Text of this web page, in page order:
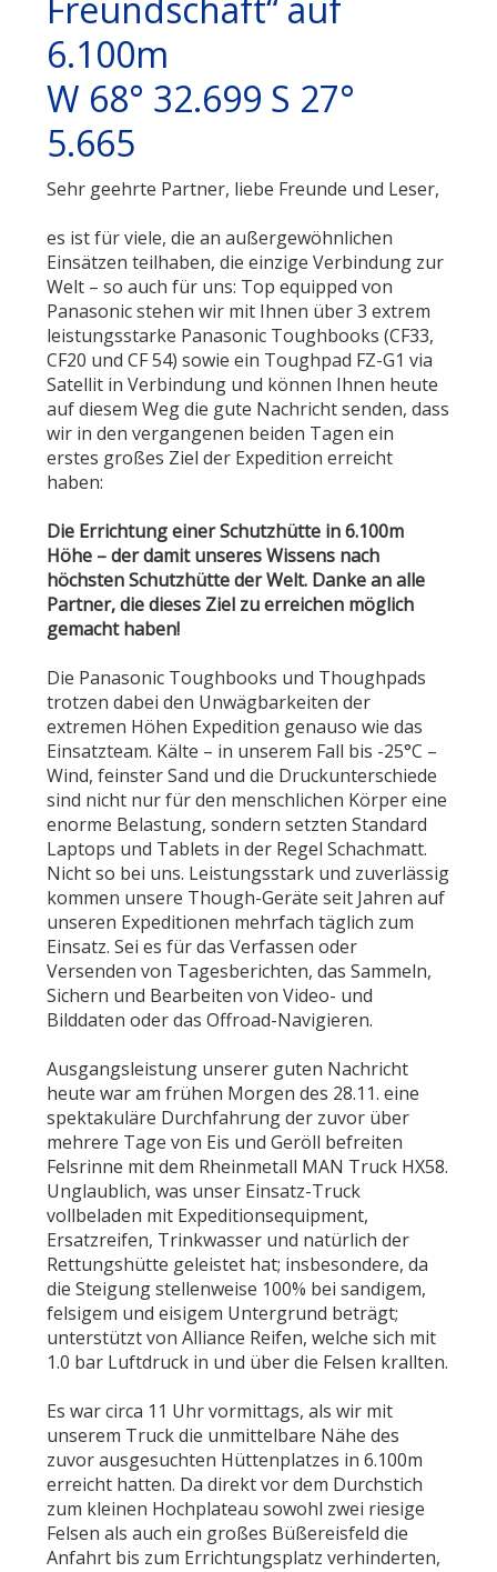
6.100m
W 68° 32.699 S 27°
5.665
Sehr geehrte Partner, liebe Freunde und Leser,
es ist für viele, die an außergewöhnlichen
Einsätzen teilhaben, die einzige Verbindung zur
Welt – so auch für uns: Top equipped von
Panasonic stehen wir mit Ihnen über 3 extrem
leistungsstarke Panasonic Toughbooks (CF33,
CF20 und CF 54) sowie ein Toughpad FZ-G1 via
Satellit in Verbindung und können Ihnen heute
auf diesem Weg die gute Nachricht senden, dass
wir in den vergangenen beiden Tagen ein
erstes großes Ziel der Expedition erreicht
haben:
Die Errichtung einer Schutzhütte in 6.100m
Höhe – der damit unseres Wissens nach
höchsten Schutzhütte der Welt. Danke an alle
Partner, die dieses Ziel zu erreichen möglich
gemacht haben!
Die Panasonic Toughbooks und Thoughpads
trotzen dabei den Unwägbarkeiten der
extremen Höhen Expedition genauso wie das
Einsatzteam. Kälte – in unserem Fall bis -25°C –
Wind, feinster Sand und die Druckunterschiede
sind nicht nur für den menschlichen Körper eine
enorme Belastung, sondern setzten Standard
Laptops und Tablets in der Regel Schachmatt.
Nicht so bei uns. Leistungsstark und zuverlässig
kommen unsere Though-Geräte seit Jahren auf
unseren Expeditionen mehrfach täglich zum
Einsatz. Sei es für das Verfassen oder
Versenden von Tagesberichten, das Sammeln,
Sichern und Bearbeiten von Video- und
Bilddaten oder das Offroad-Navigieren.
Ausgangsleistung unserer guten Nachricht
heute war am frühen Morgen des 28.11. eine
spektakuläre Durchfahrung der zuvor über
mehrere Tage von Eis und Geröll befreiten
Felsrinne mit dem Rheinmetall MAN Truck HX58.
Unglaublich, was unser Einsatz-Truck
vollbeladen mit Expeditionsequipment,
Ersatzreifen, Trinkwasser und natürlich der
Rettungshütte geleistet hat; insbesondere, da
die Steigung stellenweise 100% bei sandigem,
felsigem und eisigem Untergrund beträgt;
unterstützt von Alliance Reifen, welche sich mit
1.0 bar Luftdruck in und über die Felsen krallten.
Es war circa 11 Uhr vormittags, als wir mit
unserem Truck die unmittelbare Nähe des
zuvor ausgesuchten Hüttenplatzes in 6.100m
erreicht hatten. Da direkt vor dem Durchstich
zum kleinen Hochplateau sowohl zwei riesige
Felsen als auch ein großes Büßereisfeld die
Anfahrt bis zum Errichtungsplatz verhinderten,